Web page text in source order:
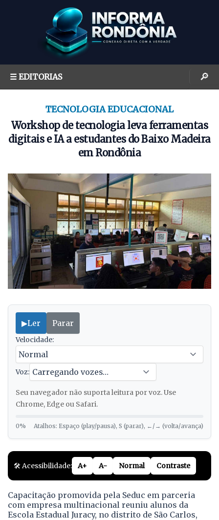
☰ EDITORIAS 🔎
TECNOLOGIA EDUCACIONAL
Workshop de tecnologia leva ferramentas
digitais e IA a estudantes do Baixo Madeira
em Rondônia
▶Ler Parar
Velocidade:
Voz:
Seu navegador não suporta leitura por voz. Use
Chrome, Edge ou Safari.
0% Atalhos: Espaço (play/pausa), S (parar), ←/→ (volta/avança)
🛠️ Acessibilidade: A+ A- Normal Contraste
Capacitação promovida pela Seduc em parceria
com empresa multinacional reuniu alunos da
Escola Estadual Juracy, no distrito de São Carlos,